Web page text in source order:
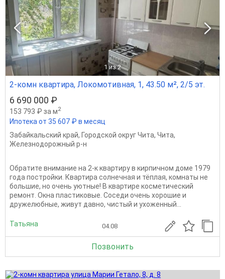
1 из 2
2-комн квартира, Локомотивная, 1, 43.50 м², 2/5 эт.
6 690 000 ₽
153 793 ₽ за м2
Ипотека от 35 607 ₽ в месяц
Забайкальский край, Городской округ Чита, Чита,
Железнодорожный р-н
Обратите внимание на 2-к квартиру в кирпичном доме 1979
года постройки. Квартира солнечная и тёплая, комнаты не
большие, но очень уютные! В квартире косметический
ремонт. Окна пластиковые. Соседи очень хорошие и
дружелюбные, живут давно, чистый и ухоженный...
Татьяна 04.08
Позвонить